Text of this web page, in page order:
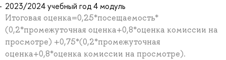
2023/2024 учебный год 4 модуль
Итоговая оценка=0,25*посещаемость*
(0,2*промежуточная оценка+0,8*оценка комиссии на
просмотре) +0,75*(0,2*промежуточная
оценка+0,8*оценка комиссии на просмотре).